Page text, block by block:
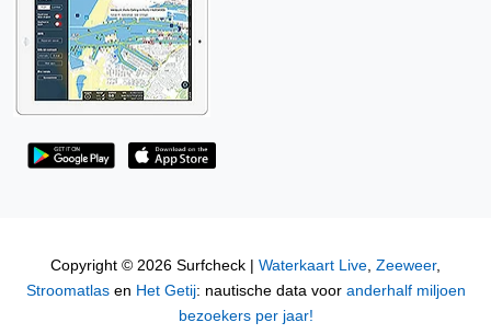
Copyright © 2026 Surfcheck | Waterkaart Live, Zeeweer,
Stroomatlasen Het Getij: nautische data voor anderhalf miljoen
bezoekers per jaar!